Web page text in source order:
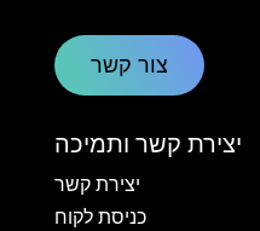
צור קשר
יצירת קשר ותמיכה
יצירת קשר
כניסת לקוח